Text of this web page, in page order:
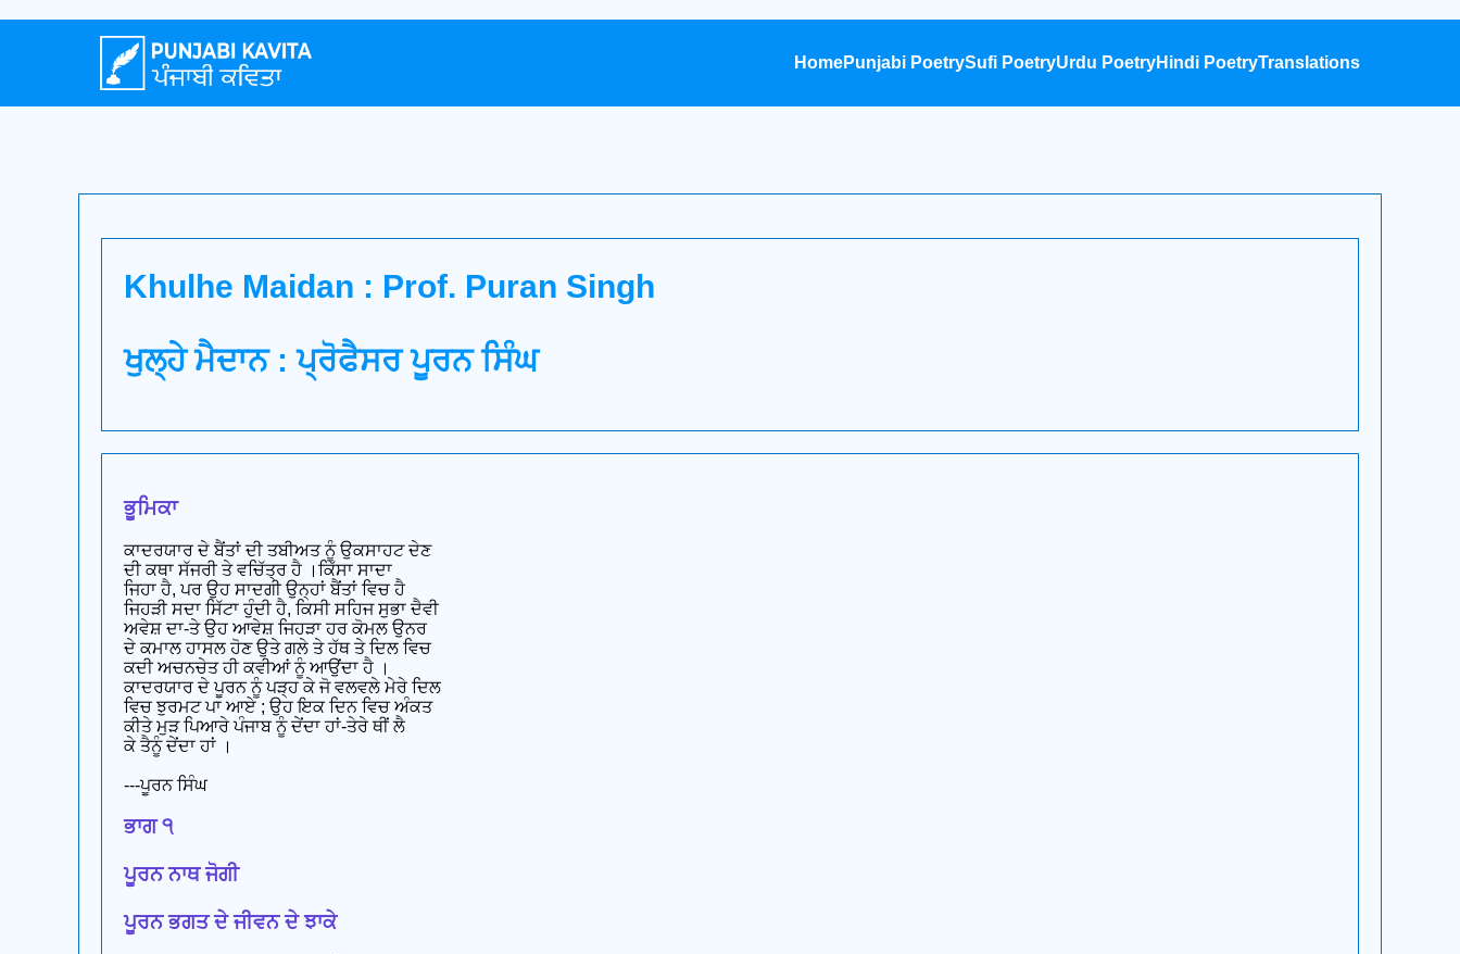
HomePunjabi PoetrySufi PoetryUrdu PoetryHindi PoetryTranslations
Khulhe Maidan : Prof. Puran Singh
ਖੁਲ੍ਹੇ ਮੈਦਾਨ : ਪ੍ਰੋਫੈਸਰ ਪੂਰਨ ਸਿੰਘ
ਭੂਮਿਕਾ
ਕਾਦਰਯਾਰ ਦੇ ਬੈਂਤਾਂ ਦੀ ਤਬੀਅਤ ਨੂੰ ਉਕਸਾਹਟ ਦੇਣ
ਦੀ ਕਥਾ ਸੱਜਰੀ ਤੇ ਵਚਿੱਤ੍ਰ ਹੈ ।ਕਿੱਸਾ ਸਾਦਾ
ਜਿਹਾ ਹੈ, ਪਰ ਉਹ ਸਾਦਗੀ ਉਨ੍ਹਾਂ ਬੈਂਤਾਂ ਵਿਚ ਹੈ
ਜਿਹੜੀ ਸਦਾ ਸਿੱਟਾ ਹੁੰਦੀ ਹੈ, ਕਿਸੀ ਸਹਿਜ ਸੁਭਾ ਦੈਵੀ
ਅਵੇਸ਼ ਦਾ-ਤੇ ਉਹ ਆਵੇਸ਼ ਜਿਹੜਾ ਹਰ ਕੋਮਲ ਉਨਰ
ਦੇ ਕਮਾਲ ਹਾਸਲ ਹੋਣ ਉਤੇ ਗਲੇ ਤੇ ਹੱਥ ਤੇ ਦਿਲ ਵਿਚ
ਕਦੀ ਅਚਨਚੇਤ ਹੀ ਕਵੀਆਂ ਨੂੰ ਆਉਂਦਾ ਹੈ ।
ਕਾਦਰਯਾਰ ਦੇ ਪੂਰਨ ਨੂੰ ਪੜ੍ਹ ਕੇ ਜੋ ਵਲਵਲੇ ਮੇਰੇ ਦਿਲ
ਵਿਚ ਝੁਰਮਟ ਪਾ ਆਏ ; ਉਹ ਇਕ ਦਿਨ ਵਿਚ ਅੰਕਤ
ਕੀਤੇ ਮੁੜ ਪਿਆਰੇ ਪੰਜਾਬ ਨੂੰ ਦੇਂਦਾ ਹਾਂ-ਤੇਰੇ ਥੀਂ ਲੈ
ਕੇ ਤੈਨੂੰ ਦੇਂਦਾ ਹਾਂ ।
---ਪੂਰਨ ਸਿੰਘ
ਭਾਗ ੧
ਪੂਰਨ ਨਾਥ ਜੋਗੀ
ਪੂਰਨ ਭਗਤ ਦੇ ਜੀਵਨ ਦੇ ਝਾਕੇ